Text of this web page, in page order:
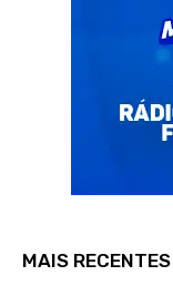
MAIS RECENTES